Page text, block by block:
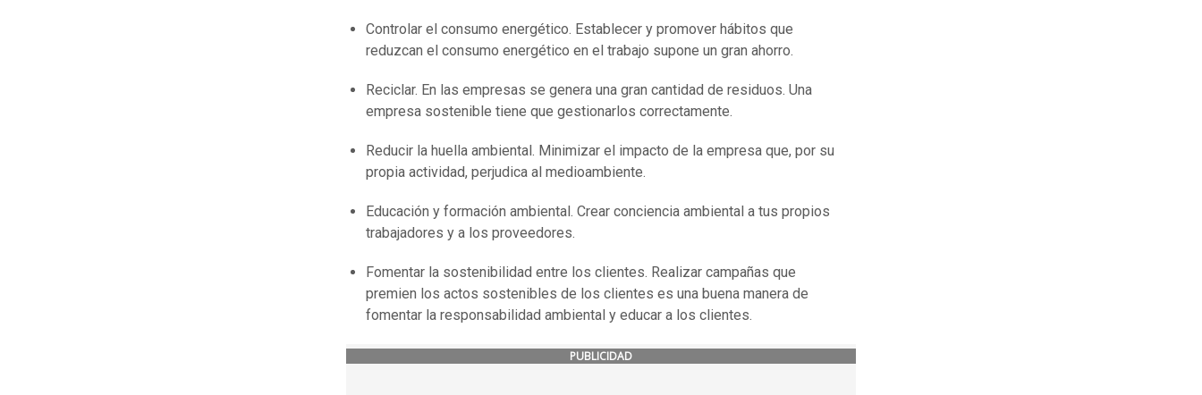
Controlar el consumo energético. Establecer y promover hábitos que
reduzcan el consumo energético en el trabajo supone un gran ahorro.
Reciclar. En las empresas se genera una gran cantidad de residuos. Una
empresa sostenible tiene que gestionarlos correctamente.
Reducir la huella ambiental. Minimizar el impacto de la empresa que, por su
propia actividad, perjudica al medioambiente.
Educación y formación ambiental. Crear conciencia ambiental a tus propios
trabajadores y a los proveedores.
Fomentar la sostenibilidad entre los clientes. Realizar campañas que
premien los actos sostenibles de los clientes es una buena manera de
fomentar la responsabilidad ambiental y educar a los clientes.
PUBLICIDAD